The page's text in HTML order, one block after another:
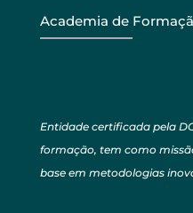
Academia de
Entidade certificada pela
formação, tem como
base em metodologias